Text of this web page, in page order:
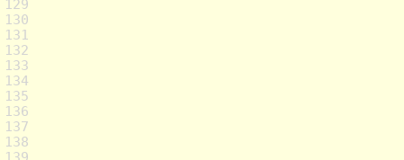
129
130
131
132
133
134
135
136
137
138
139